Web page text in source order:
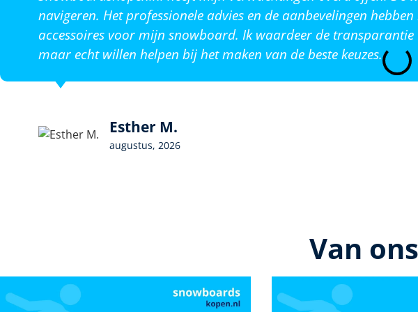
navigeren. Het professionele advies en de aanbevelingen
accessoires voor mijn snowboard. Ik waardeer de
maar echt willen helpen bij het maken van de beste keuzes.
Esther M.
augustus, 2026
Van